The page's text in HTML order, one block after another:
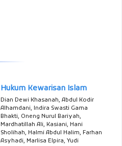
Hukum Kewarisan Islam
Dian Dewi Khasanah, Abdul Kodir
Alhamdani, Indira Swasti Gama
Bhakti, Oneng Nurul Bariyah,
Mardhatillah Ali, Kasiani, Hani
Sholihah, Halmi Abdul Halim, Farhan
Asyhadi, Marlisa Elpira, Yudi